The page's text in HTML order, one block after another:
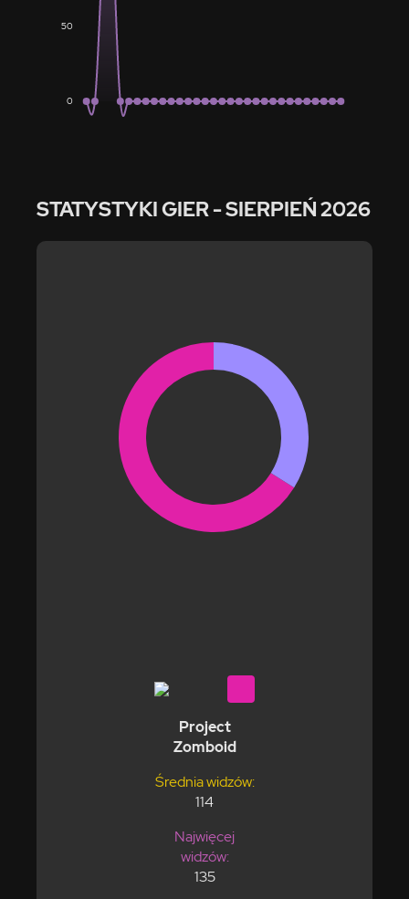
0
50
STATYSTYKI GIER- SIERPIEŃ 2026
Project
Zomboid
Średnia widzów:
114
Najwięcej
widzów:
135